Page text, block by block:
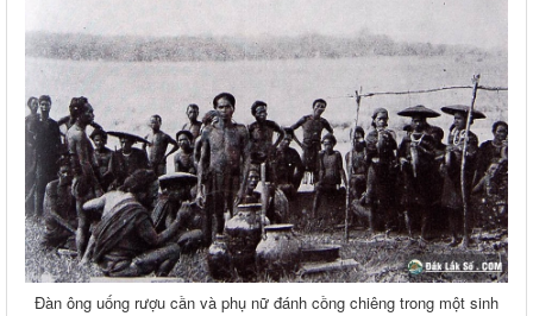
Đàn ông uống rượu cần và phụ nữ đánh cồng chiêng trong một sinh